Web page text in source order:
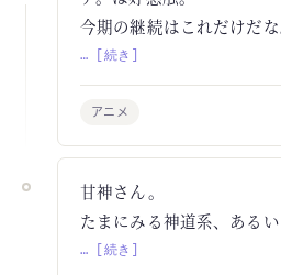
今期の継続はこれだけだな
… [続き]
アニメ
甘神さん。
たまにみる神道系、ある
… [続き]